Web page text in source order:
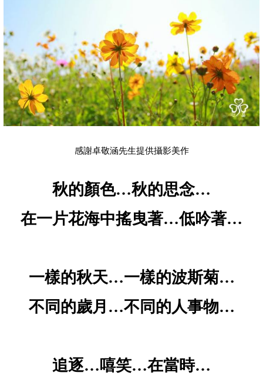
感謝卓敬涵先生提供攝影美作
秋的顏色…秋的思念…
在一片花海中搖曳著…低吟著…
一樣的秋天…一樣的波斯菊…
不同的歲月 …不同的人事物…
追逐…嘻笑…在當時…